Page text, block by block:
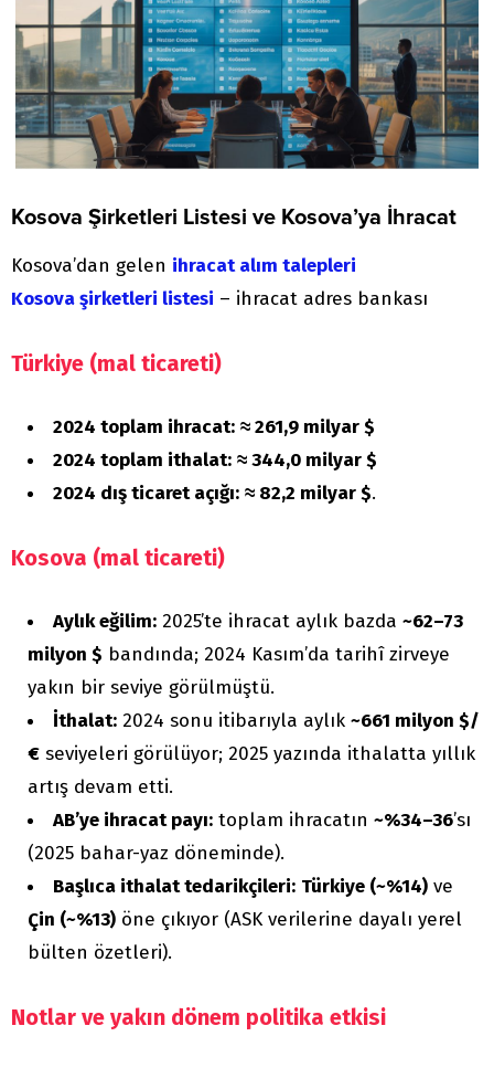
Kosova Şirketleri Listesi ve Kosova’ya İhracat
Kosova’dan gelen ihracat alım talepleri
Kosova şirketleri listesi – ihracat adres bankası
Türkiye (mal ticareti)
2024 toplam ihracat: ≈ 261,9 milyar $
2024 toplam ithalat: ≈ 344,0 milyar $
2024 dış ticaret açığı: ≈ 82,2 milyar $.
Kosova (mal ticareti)
Aylık eğilim: 2025’te ihracat aylık bazda ~62–73
milyon $ bandında; 2024 Kasım’da tarihî zirveye
yakın bir seviye görülmüştü.
İthalat: 2024 sonu itibarıyla aylık ~661 milyon $/
€ seviyeleri görülüyor; 2025 yazında ithalatta yıllık
artış devam etti.
AB’ye ihracat payı: toplam ihracatın ~%34–36’sı
(2025 bahar-yaz döneminde).
Başlıca ithalat tedarikçileri: Türkiye (~%14) ve
Çin (~%13) öne çıkıyor (ASK verilerine dayalı yerel
bülten özetleri).
Notlar ve yakın dönem politika etkisi